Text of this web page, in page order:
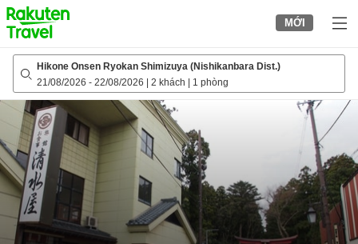
to
top
page
MỚI
Hikone Onsen Ryokan Shimizuya (Nishikanbara Dist.)
21/08/2026 - 22/08/2026 2 khách 1 phòng